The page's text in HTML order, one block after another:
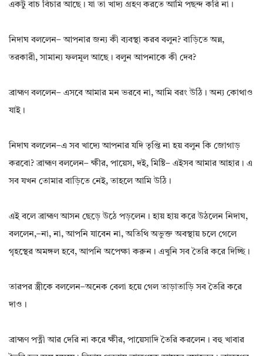
একটু বাচ বিচার আছে। যা তা খাদ্য গ্রহণ করতে আমি পছন্দ করি না।
নিদাঘ বললেন– আপনার জন্য কী ব্যবস্থা করব বলুন? বাড়িতে অন্ন,
তরকারী, সামান্য ফলমূল আছে। বলুন আপনাকে কী দেব?
ব্রাহ্মণ বললেন– এসবে আমার মন ভরবে না, আমি বরং উঠি। অন্য কোথাও
যাই।
নিদাঘ বললেন–এ সব খাদ্যে আপনার যদি তৃপ্তি না হয় বলুন কি জোগাড়
করবো? ব্রাহ্মণ বললেন– ক্ষীর, পায়েস, দই, মিষ্টি– এইসব আমার আহার। এ
সব যখন তোমার বাড়িতে নেই, তাহলে আমি উঠি।
এই বলে ব্রাহ্মণ আসন ছেড়ে উঠে পড়লেন। হায় হায় করে উঠলেন নিদাঘ,
বললেন,–না, না, আপনি যাবেন না, অতিথি অভুক্ত অবস্থায় চলে গেলে
গৃহস্থের অমঙ্গল হবে, আপনি অপেক্ষা করুন। এখুনি সব তৈরি করে দিচ্ছি।
তারপর স্ত্রীকে বললেন–অনেক বেলা হয়ে গেল তাড়াতাড়ি সব তৈরি করে
দাও।
ব্রাহ্মণ পত্নী আর দেরি না করে ক্ষীর, পায়েসাদি তৈরি করলেন। বহু খাবার